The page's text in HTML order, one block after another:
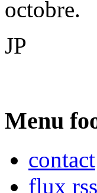
octobre.
JP
Menu
contact
flux rss